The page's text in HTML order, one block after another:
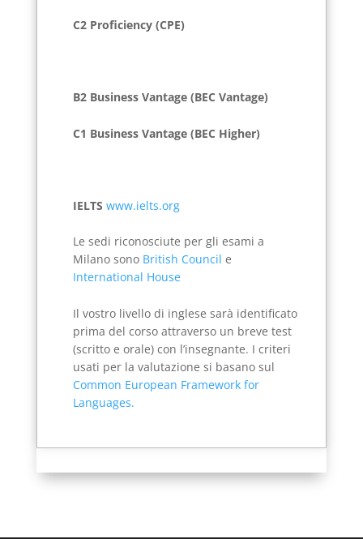
C2 Proficiency (CPE)
B2 Business Vantage (BEC Vantage)
C1 Business Vantage (BEC Higher)
IELTS www.ielts.org
Le sedi riconosciute per gli esami a
Milano sono British Council e
International House
Il vostro livello di inglese sarà identificato
prima del corso attraverso un breve test
(scritto e orale) con l’insegnante. I criteri
usati per la valutazione si basano sul
Common European Framework for
Languages.